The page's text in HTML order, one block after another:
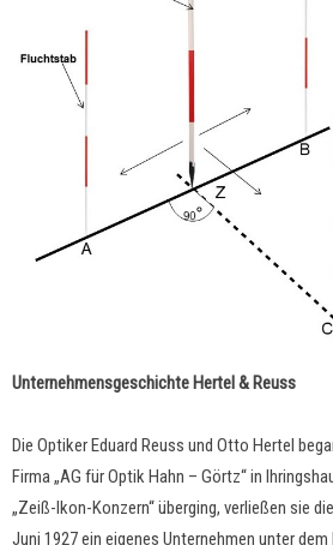
Unternehmensgeschichte Hertel & Reuss
Die Optiker Eduard Reuss und Otto Hertel
Firma „AG für Optik Hahn – Görtz“ in
„Zeiß-Ikon-Konzern“ überging, verließen sie
Juni 1927 ein eigenes Unternehmen unter dem